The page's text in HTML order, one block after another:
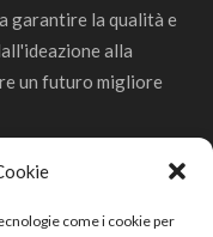
come i cookie per
garantire la qualità e
alla
un futuro migliore